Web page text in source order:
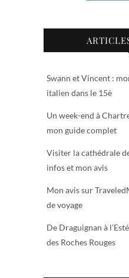
Swann et Vincent :
italien dans le 15è
Un week-end à
mon guide complet
Visiter la cathédrale
infos et mon avis
Mon avis sur
de voyage
De Draguignan à
des Roches Rouges